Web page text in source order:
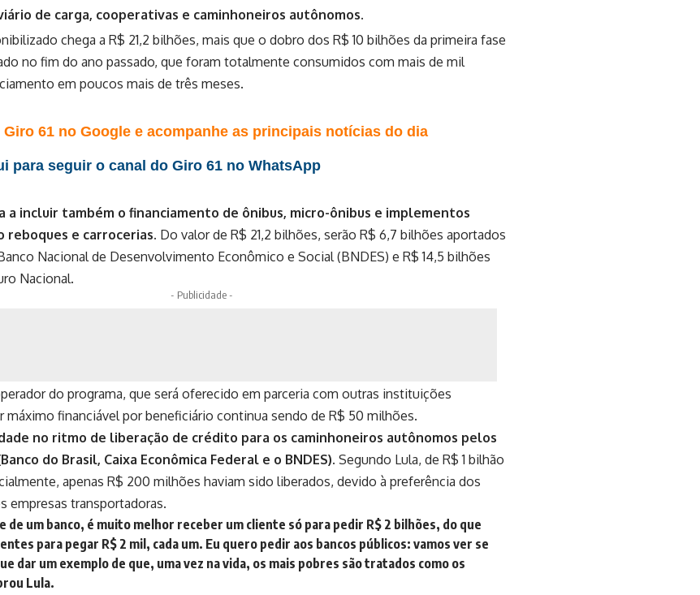
de carga, cooperativas e caminhoneiros autônomos.
chega a R$ 21,2 bilhões, mais que o dobro dos R$ 10 bilhões da primeira fase
no fim do ano passado, que foram totalmente consumidos com mais de mil
em poucos mais de três meses.
Giro 61 no Google e acompanhe as principais notícias do dia
para seguir o canal do Giro 61 no WhatsApp
a incluir também o financiamento de ônibus, micro-ônibus e implementos
reboques e carrocerias. Do valor de R$ 21,2 bilhões, serão R$ 6,7 bilhões aportados
Nacional de Desenvolvimento Econômico e Social (BNDES) e R$ 14,5 bilhões
Nacional.
- Publicidade -
do programa, que será oferecido em parceria com outras instituições
máximo financiável por beneficiário continua sendo de R$ 50 milhões.
no ritmo de liberação de crédito para os caminhoneiros autônomos pelos
do Brasil, Caixa Econômica Federal e o BNDES). Segundo Lula, de R$ 1 bilhão
apenas R$ 200 milhões haviam sido liberados, devido à preferência dos
empresas transportadoras.
de um banco, é muito melhor receber um cliente só para pedir R$ 2 bilhões, do que
para pegar R$ 2 mil, cada um. Eu quero pedir aos bancos públicos: vamos ver se
dar um exemplo de que, uma vez na vida, os mais pobres são tratados como os
Lula.